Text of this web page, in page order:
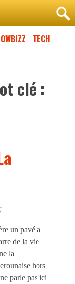
TECH
clé :
un pavé a
de la vie
la
hors
parle pas ici